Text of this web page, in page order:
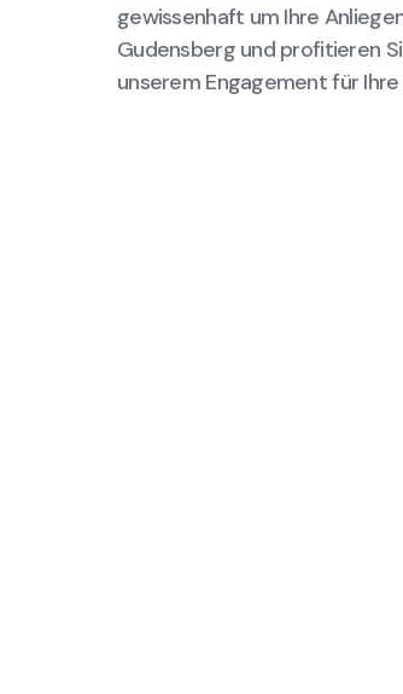
gewissenhaft um Ihre
Gudensberg und profitieren
unserem Engagement für